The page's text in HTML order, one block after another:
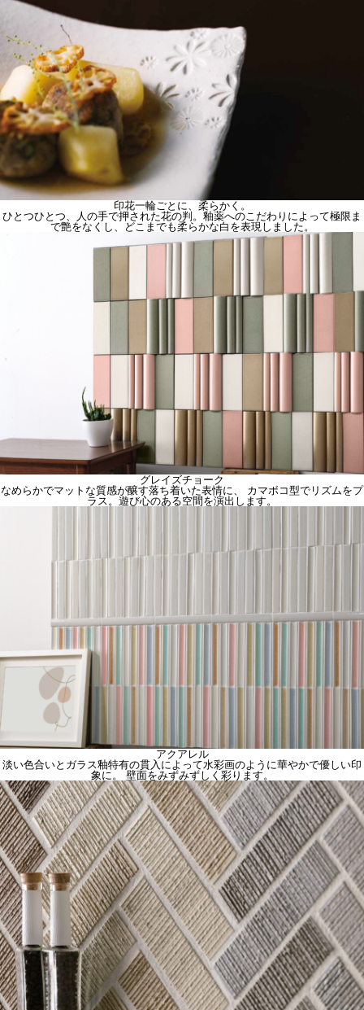
印花一輪ごとに、柔らかく。
ひとつひとつ、人の手で押された花の判。釉薬へのこだわりによって極限ま
で艶をなくし、どこまでも柔らかな白を表現しました。
グレイズチョーク
なめらかでマットな質感が醸す落ち着いた表情に、 カマボコ型でリズムをプ
ラス。遊び心のある空間を演出します。
アクアレル
淡い色合いとガラス釉特有の貫入によって水彩画のように華やかで優しい印
象に。 壁面をみずみずしく彩ります。